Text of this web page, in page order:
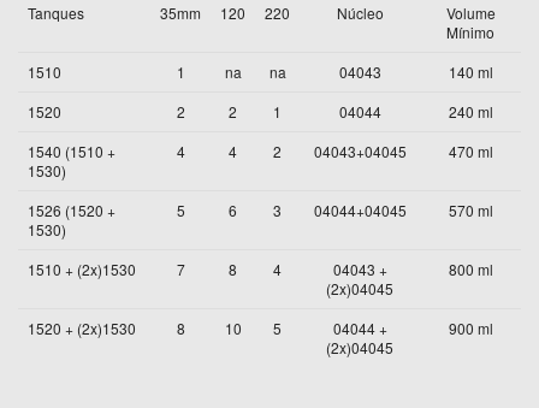
Tanques 35mm 120 220 Núcleo
Volume
Mínimo
1510
1 na na 04043
140 ml
1520
2 2 1 04044
240 ml
1540 (1510 +
1530)
4 4 2 04043+04045 470 ml
1526 (1520 +
1530)
5 6 3 04044+04045 570 ml
1510 + (2x)1530 7 8 4
04043 +
(2x)04045
800 ml
1520 + (2x)1530 8 10 5
04044 +
(2x)04045
900 ml